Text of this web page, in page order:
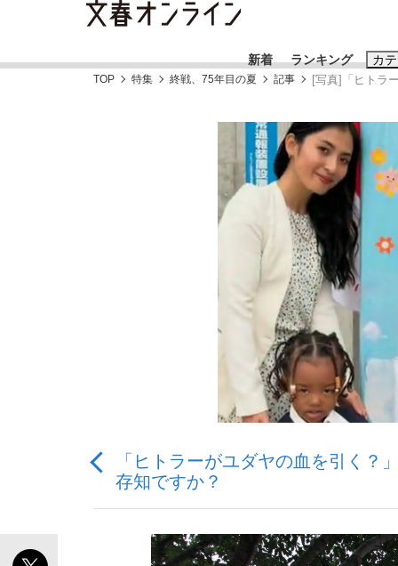
新着 ランキング カ
「キオクシアの投資の桁は一つ多くてもい
私のあのとき、私のいま
おすすめの
#藤田晋
#玉木雄一郎
TOP 特集 終戦、75年目の夏 記事 [写真]「ヒトラ
「ヒトラーがユダヤの血を引く？
存知ですか？